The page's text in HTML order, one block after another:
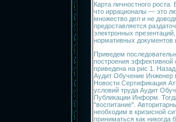
Карта личностного
что иррационалы — это
множество дел и не
предоставляется
электронных
нормативных документов
Приведем
построения
приведена на рис 1.
Аудит Обучение Инженер
Новости Сертификация
условий труда Аудит
Публикации Информ.
"воспитание".
необходим в кризисной
приниматься как никогда